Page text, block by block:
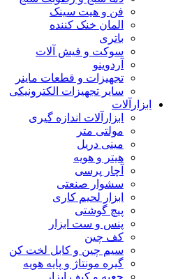
فن و هیت سینک
المان خنک کننده
باتری
سوکت و فیش آلات
آردوینو
تجهیزات و قطعات ماینر
سایر تجهیزات الکترونیکی
ابزارآلات
ابزارآلات اندازه گیری
مولتی متر
مینی دریل
هیتر و هویه
آچار پرسی
سشوار صنعتی
ابزار لحیم کاری
پیچ گوشتی
پنس و ست ابزار
کف چین
سیم چین و کابل لخت کن
گیره مونتاژ و پایه هویه
جعبه و کیف ابزار